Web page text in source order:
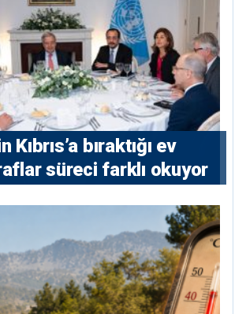
Kıbrıs’a bıraktığı ev
süreci farklı okuyor